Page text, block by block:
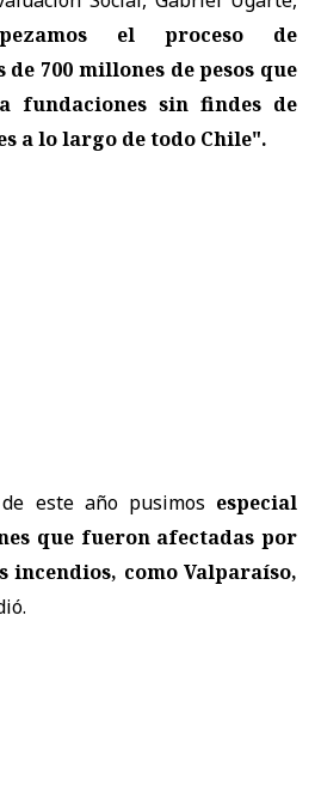
el proceso de
700 millones de pesos que
fundaciones sin findes de
a lo largo de todo Chile".
este año pusimos especial
que fueron afectadas por
incendios, como Valparaíso,